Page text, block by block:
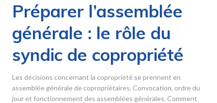
Préparer l’assemblée
générale : le rôle du
syndic de copropriété
Les décisions concernant la copropriété se prennent en
assemblée générale de copropriétaires. Convocation, ordre du
jour et fonctionnement des assemblées générales. Comment